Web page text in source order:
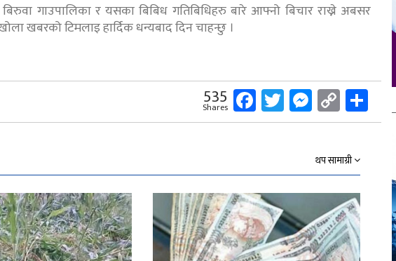
गाउपालिका र यसका बिबिध गतिबिधिहरु बारे आफ्नो बिचार राख्ने अबसर
खबरको टिमलाइ हार्दिक धन्यबाद दिन चाहन्छु ।
535
Shares Facebook
Twitter
Messenger
Copy
Link
थप सामाग्री